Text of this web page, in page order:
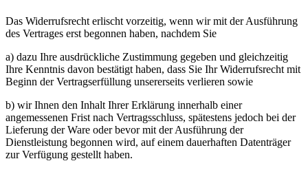
Das Widerrufsrecht erlischt vorzeitig, wenn wir mit der Ausführung
des Vertrages erst begonnen haben, nachdem Sie
a) dazu Ihre ausdrückliche Zustimmung gegeben und gleichzeitig
Ihre Kenntnis davon bestätigt haben, dass Sie Ihr Widerrufsrecht mit
Beginn der Vertragserfüllung unsererseits verlieren sowie
b) wir Ihnen den Inhalt Ihrer Erklärung innerhalb einer
angemessenen Frist nach Vertragsschluss, spätestens jedoch bei der
Lieferung der Ware oder bevor mit der Ausführung der
Dienstleistung begonnen wird, auf einem dauerhaften Datenträger
zur Verfügung gestellt haben.